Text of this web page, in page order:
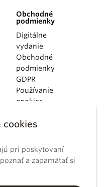
cookies
pri poskytovaní
a zapamätať si
Obchodné
podmienky
Digitálne
vydanie
Obchodné
podmienky
GDPR
Používanie
cookies